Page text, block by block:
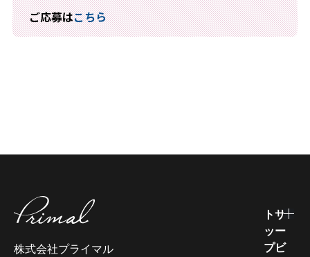
ご応募はこちら
株式会社プライマル
ト
ッ
プ
サ
ー
ビ